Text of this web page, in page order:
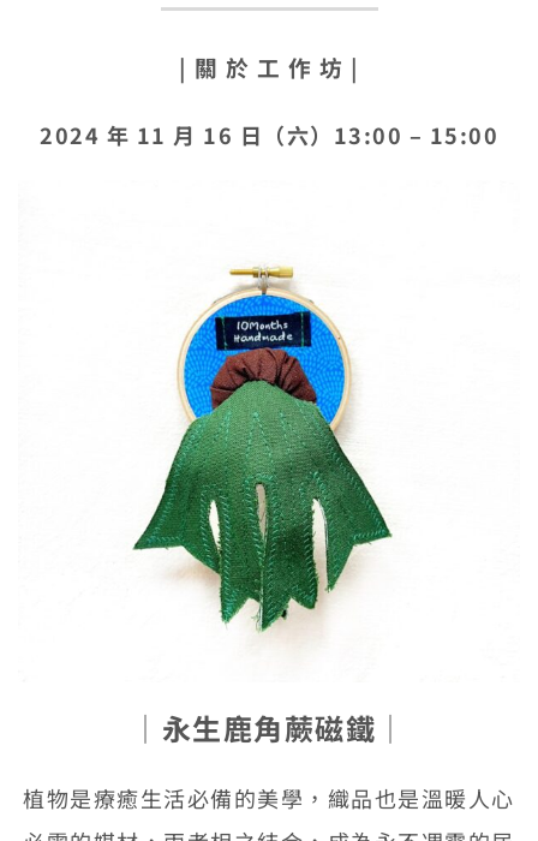
| 關 於 工 作 坊 |
2024 年 11 月 16 日（六）13:00 – 15:00
│ 永生鹿角蕨磁鐵 │
植物是療癒生活必備的美學，織品也是溫暖人心